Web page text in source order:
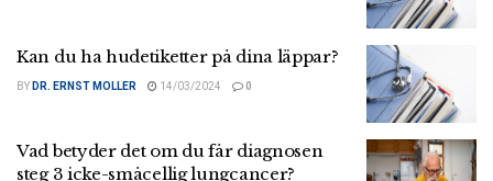
Kan du ha hudetiketter på dina läppar?
BY DR. ERNST MOLLER 14/03/2024 0
Vad betyder det om du får diagnosen
steg 3 icke-småcellig lungcancer?